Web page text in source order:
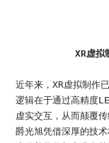
XR虚拟
近年来，XR虚拟制作
逻辑在于通过高精度
虚实交互，从而颠覆
爵光旭凭借深厚的技